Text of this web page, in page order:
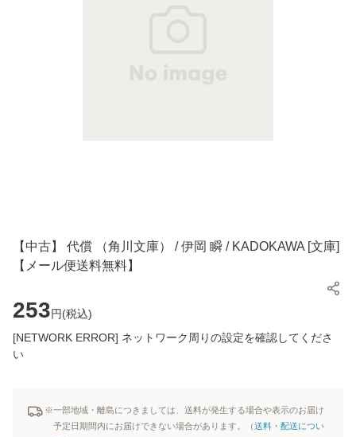
【中古】 代償 （角川文庫） / 伊岡 瞬 / KADOKAWA [文庫]
【メール便送料無料】
253円(税込)
[NETWORK ERROR] ネットワーク周りの設定を確認してくださ
い
※一部地域・離島につきましては、送料が発生する場合や表示のお届け
予定日期間内にお届けできない場合があります。（送料・配送につい